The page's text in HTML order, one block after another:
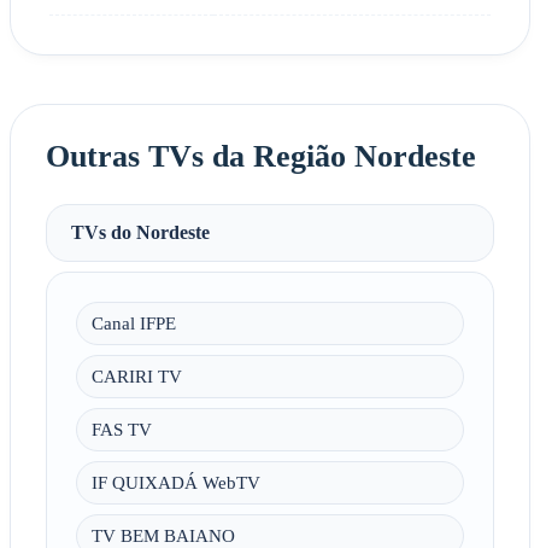
Outras TVs da Região Nordeste
TVs do Nordeste
Canal IFPE
CARIRI TV
FAS TV
IF QUIXADÁ WebTV
TV BEM BAIANO